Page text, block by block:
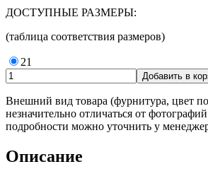
ДОСТУПНЫЕ РАЗМЕРЫ:
(таблица соответствия размеров)
21
Внешний вид товара (фурнитура, цвет
незначительно отличаться от
подробности можно уточнить у
Описание